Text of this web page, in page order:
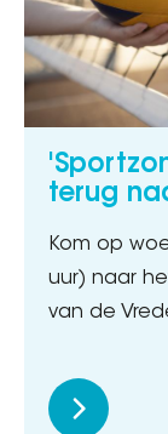
terug
Kom op
uur) naar
van de